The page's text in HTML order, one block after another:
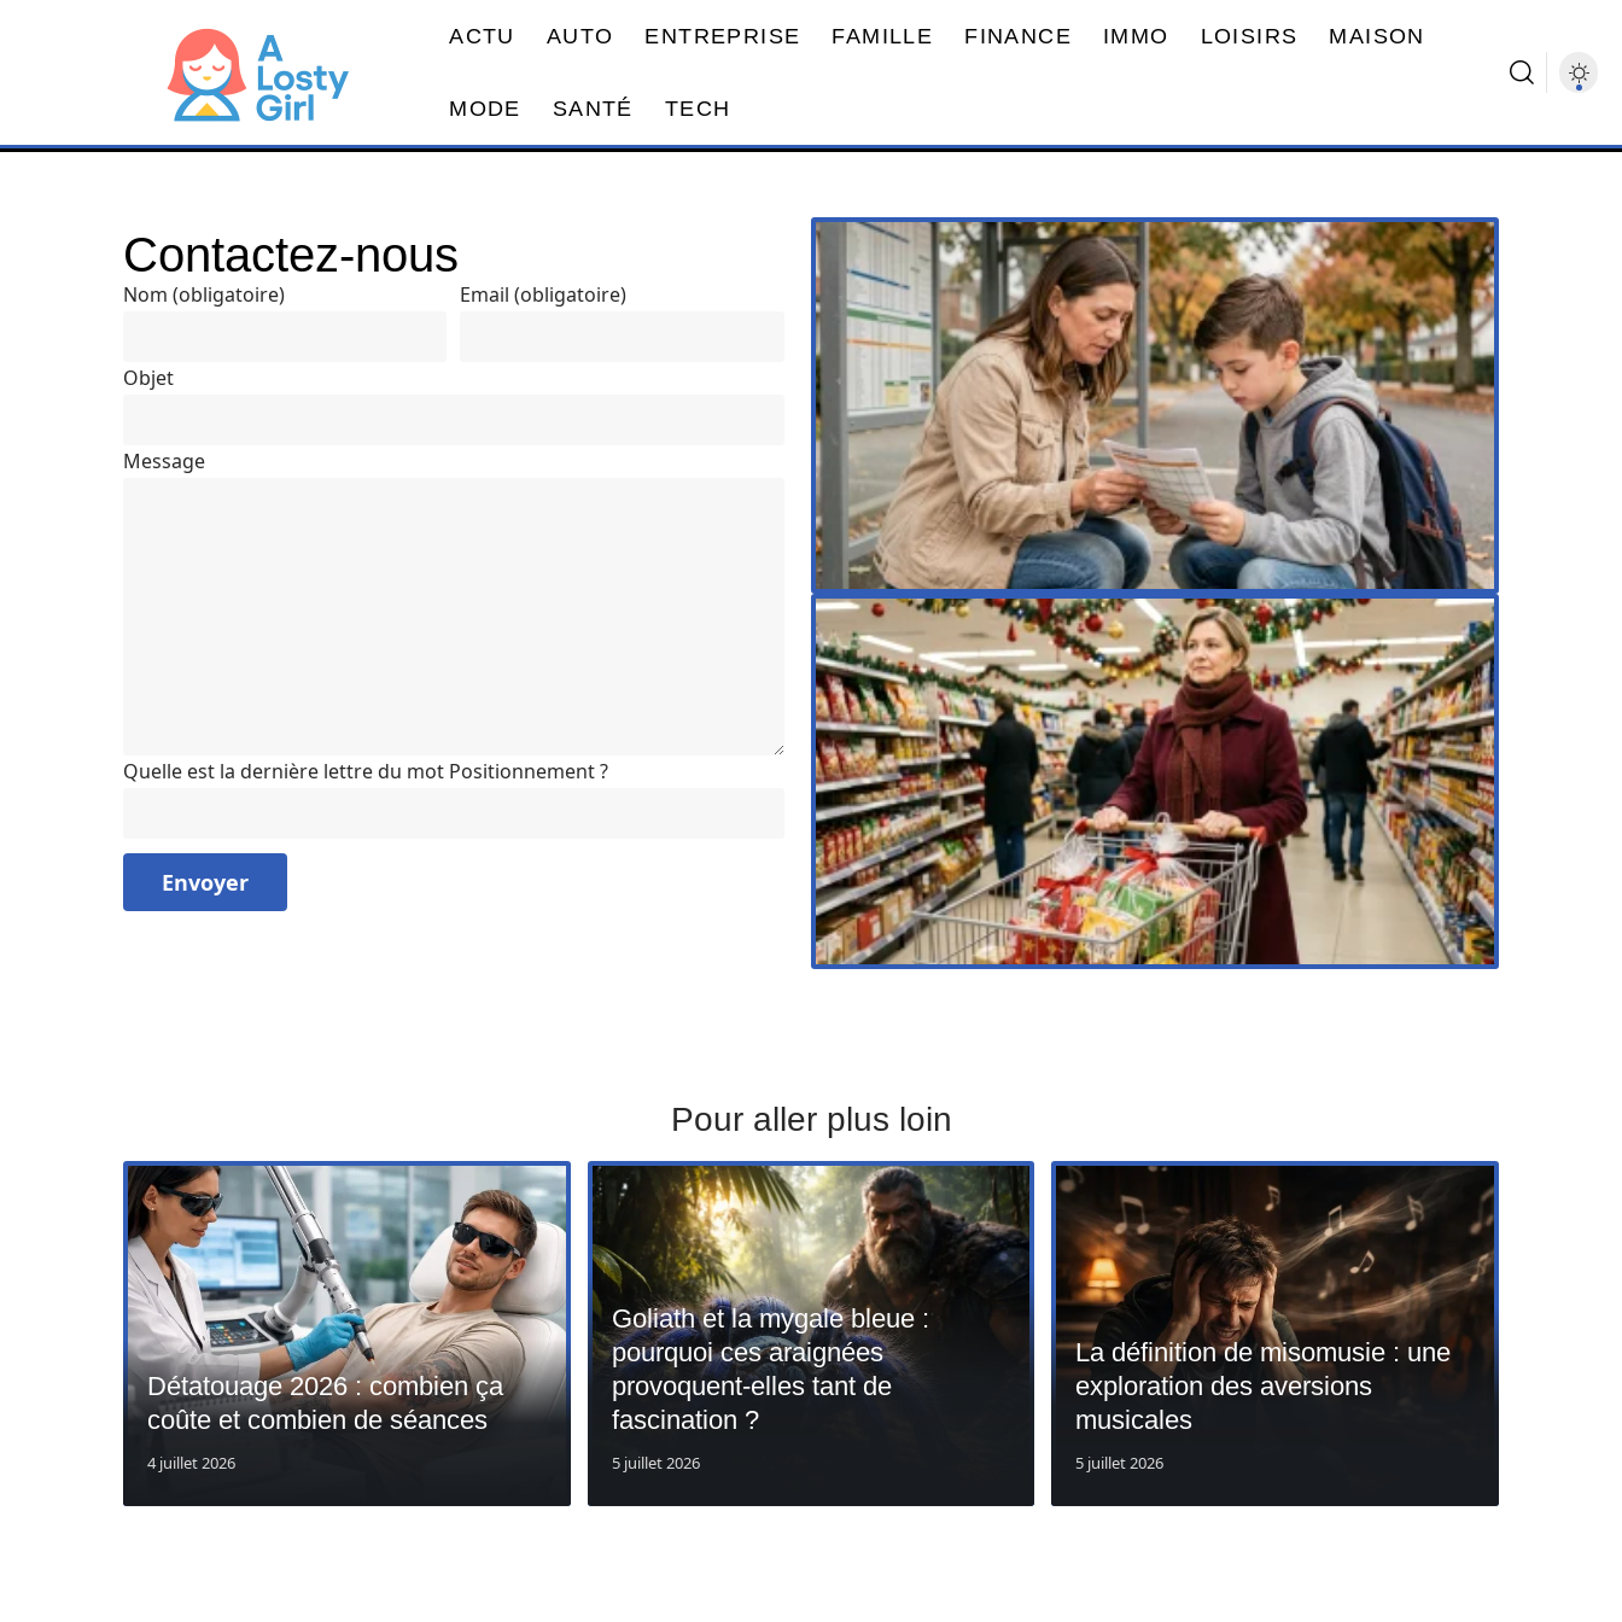
ACTU AUTO ENTREPRISE FAMILLE FINANCE IMMO LOISIRS MAISON
MODE SANTÉ TECH
Contactez-nous
Nom (obligatoire) Email (obligatoire)
Objet
Message
Quelle est la dernière lettre du mot Positionnement ?
Pour aller plus loin
Détatouage 2026 : combien ça
coûte et combien de séances
4 juillet 2026
Goliath et la mygale bleue :
pourquoi ces araignées
provoquent-elles tant de
fascination ?
5 juillet 2026
La définition de misomusie : une
exploration des aversions
musicales
5 juillet 2026